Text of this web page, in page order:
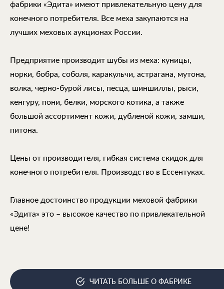
фабрики «Эдита» имеют привлекательную цену для
конечного потребителя. Все меха закупаются на
лучших меховых аукционах России.
Предприятие производит шубы из меха: куницы,
норки, бобра, соболя, каракульчи, астрагана, мутона,
волка, черно-бурой лисы, песца, шиншиллы, рыси,
кенгуру, пони, белки, морского котика, а также
большой ассортимент кожи, дубленой кожи, замши,
питона.
Цены от производителя, гибкая система скидок для
конечного потребителя. Производство в Ессентуках.
Главное достоинство продукции меховой фабрики
«Эдита» это – высокое качество по привлекательной
цене!
ЧИТАТЬ БОЛЬШЕ О ФАБРИКЕ